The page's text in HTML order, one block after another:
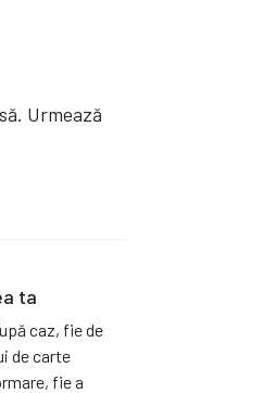
Urmează
ta
caz, fie de
de carte
fie a